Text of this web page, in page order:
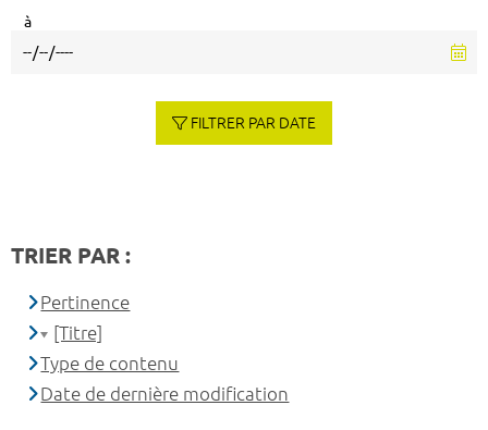
à
FILTRER PAR DATE
TRIER PAR :
Pertinence
[Titre]
Type de contenu
Date de dernière modification